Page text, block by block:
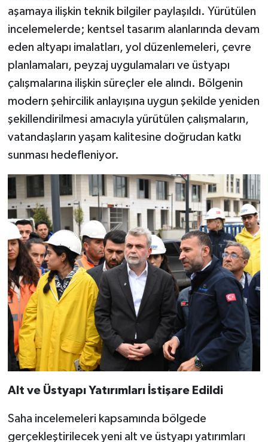
aşamaya ilişkin teknik bilgiler paylaşıldı. Yürütülen
incelemelerde; kentsel tasarım alanlarında devam
eden altyapı imalatları, yol düzenlemeleri, çevre
planlamaları, peyzaj uygulamaları ve üstyapı
çalışmalarına ilişkin süreçler ele alındı. Bölgenin
modern şehircilik anlayışına uygun şekilde yeniden
şekillendirilmesi amacıyla yürütülen çalışmaların,
vatandaşların yaşam kalitesine doğrudan katkı
sunması hedefleniyor.
Alt ve Üstyapı Yatırımları İstişare Edildi
Saha incelemeleri kapsamında bölgede
gerçekleştirilecek yeni alt ve üstyapı yatırımları